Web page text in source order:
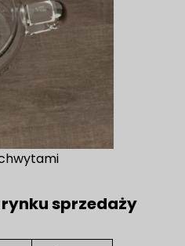
sprzedaży